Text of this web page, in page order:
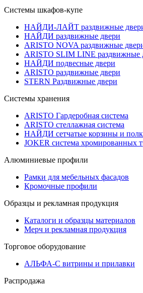
Системы шкафов-купе
НАЙДИ-ЛАЙТ раздвижные
НАЙДИ раздвижные двери
ARISTO NOVA раздвижные
ARISTO SLIM LINE раздвижные
НАЙДИ подвесные двери
ARISTO раздвижные двери
STERN Раздвижные двери
Системы хранения
ARISTO Гардеробная система
ARISTO стеллажная система
НАЙДИ сетчатые корзины и
JOKER система хромированных
Алюминиевые профили
Рамки для мебельных фасадов
Кромочные профили
Образцы и рекламная продукция
Каталоги и образцы материалов
Мерч и рекламная продукция
Торговое оборудование
АЛЬФА-С витрины и прилавки
Распродажа